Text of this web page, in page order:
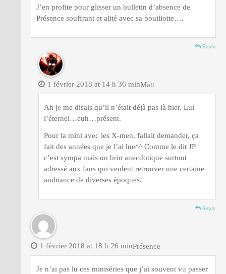
J’en profite pour glisser un bulletin d’absence de
Présence souffrant et alité avec sa bouillotte….
Reply
Matt
1 février 2018 at 14 h 36 min
Ah je me disais qu’il n’était déjà pas là hier. Lui
l’éternel…euh…présent.
Pour la mini avec les X-men, fallait demander, ça
fait des années que je l’ai lue^^ Comme le dit JP
c’est sympa mais un brin anecdotique surtout
adressé aux fans qui veulent retrouver une certaine
ambiance de diverses époques.
Reply
Présence
1 février 2018 at 18 h 26 min
Je n’ai pas lu ces miniséries que j’ai souvent vu passer